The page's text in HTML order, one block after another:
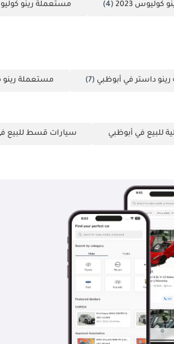
2023
(4) مستعملة رينو كوليوس
داستر في أبوظبي (7) مستعملة رينو
للبيع في أبوظبي سيارات قسط للبيع